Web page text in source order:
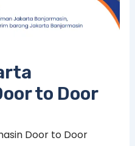
to Door
Door to Door